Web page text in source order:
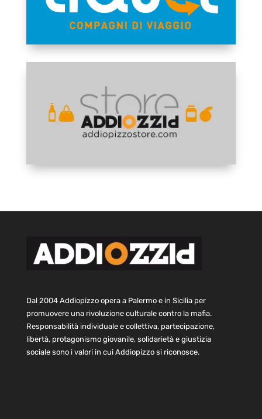
Dal 2004 Addiopizzo opera a Palermo e in Sicilia per
promuovere una rivoluzione culturale contro la mafia.
Responsabilità individuale e collettiva, partecipazione,
libertà, protagonismo giovanile, solidarietà e giustizia
sociale sono i valori in cui Addiopizzo si riconosce.